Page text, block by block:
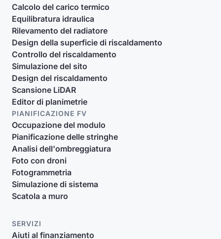
Calcolo del carico termico
Equilibratura idraulica
Rilevamento del radiatore
Design della superficie di riscaldamento
Controllo del riscaldamento
Simulazione del sito
Design del riscaldamento
Scansione LiDAR
Editor di planimetrie
PIANIFICAZIONE FV
Occupazione del modulo
Pianificazione delle stringhe
Analisi dell'ombreggiatura
Foto con droni
Fotogrammetria
Simulazione di sistema
Scatola a muro
SERVIZI
Aiuti al finanziamento